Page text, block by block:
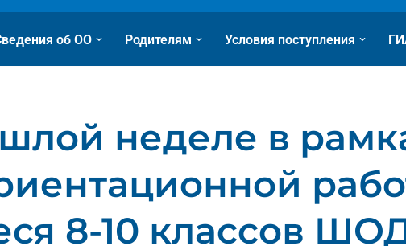
об ОО Родителям Условия поступления
неделе в
8-10 классов